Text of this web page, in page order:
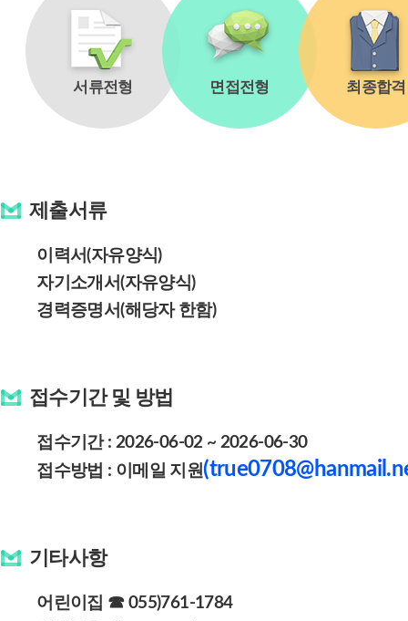
서류전형 면접전형 최종합격
제출서류
이력서(자유양식)
자기소개서(자유양식)
경력증명서(해당자 한함)
접수기간 및 방법
접수기간 : 2026-06-02 ~ 2026-06-30
접수방법 : 이메일 지원(
기타사항
어린이집 ☎ 055)761-1784